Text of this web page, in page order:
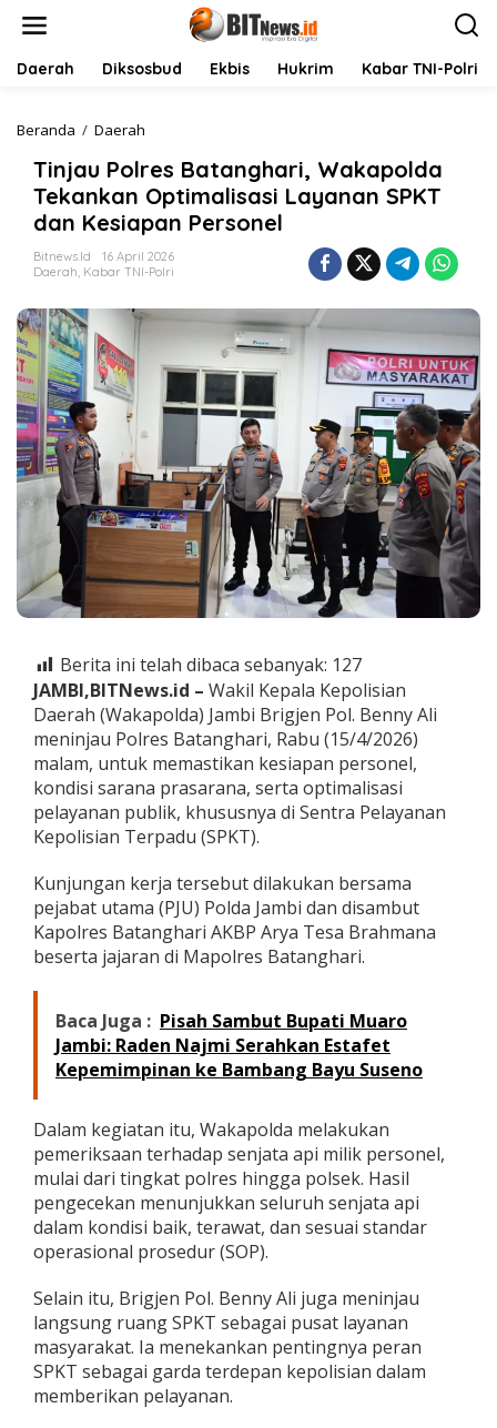
Daerah Diksosbud Ekbis Hukrim Kabar TNI-Polri
Beranda / Daerah
n
j
a
u
P
o
r
a
g
h
a
r
W
p
o
l
d
a
T
e
k
a
n
a
n
O
p
t
a
l
i
s
i
a
y
a
n
S
P
K
T
d
a
Tinjau Polres Batanghari, Wakapolda
Tekankan Optimalisasi Layanan SPKT
dan Kesiapan Personel
Bitnews.id
16 April 2026
Daerah, Kabar TNI-Polri
Berita ini telah dibaca sebanyak: 127
JAMBI,BITNews.id – Wakil Kepala Kepolisian
Daerah (Wakapolda) Jambi Brigjen Pol. Benny Ali
meninjau Polres Batanghari, Rabu (15/4/2026)
malam, untuk memastikan kesiapan personel,
kondisi sarana prasarana, serta optimalisasi
pelayanan publik, khususnya di Sentra Pelayanan
Kepolisian Terpadu (SPKT).
Kunjungan kerja tersebut dilakukan bersama
pejabat utama (PJU) Polda Jambi dan disambut
Kapolres Batanghari AKBP Arya Tesa Brahmana
beserta jajaran di Mapolres Batanghari.
Baca Juga : Pisah Sambut Bupati Muaro
Jambi: Raden Najmi Serahkan Estafet
Kepemimpinan ke Bambang Bayu Suseno
Dalam kegiatan itu, Wakapolda melakukan
pemeriksaan terhadap senjata api milik personel,
mulai dari tingkat polres hingga polsek. Hasil
pengecekan menunjukkan seluruh senjata api
dalam kondisi baik, terawat, dan sesuai standar
operasional prosedur (SOP).
Selain itu, Brigjen Pol. Benny Ali juga meninjau
langsung ruang SPKT sebagai pusat layanan
masyarakat. Ia menekankan pentingnya peran
SPKT sebagai garda terdepan kepolisian dalam
memberikan pelayanan.